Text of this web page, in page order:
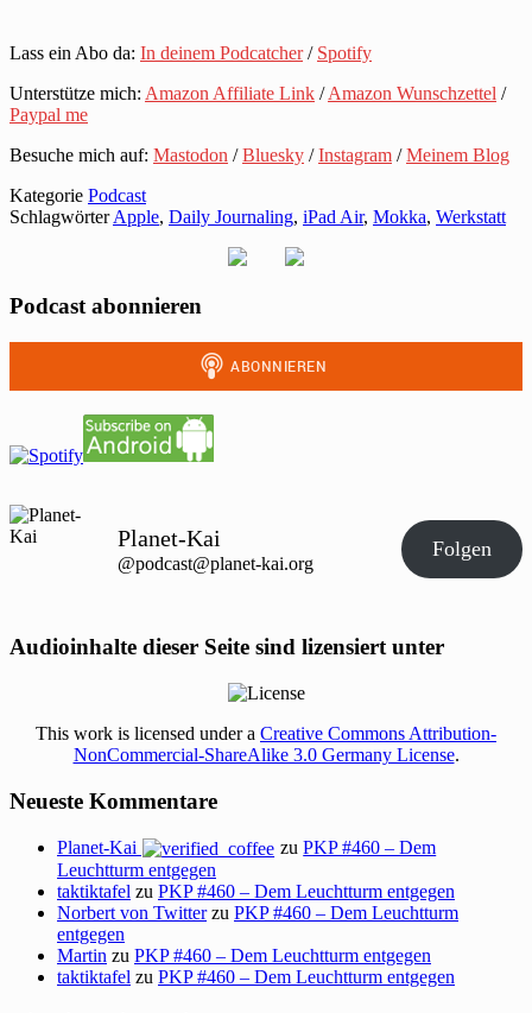
Lass ein Abo da: In deinem Podcatcher/ Spotify
Unterstütze mich: Amazon Affiliate Link /Amazon Wunschzettel /
Paypal me
Besuche mich auf: Mastodon /Bluesky /Instagram /Meinem Blog
Kategorie Podcast
SchlagwörterApple, Daily Journaling, iPad Air, Mokka, Werkstatt
Podcast abonnieren
Planet-Kai
@podcast@planet-kai.org
Folgen
Audioinhalte dieser Seite sind lizensiert unter
This work is licensed under a Creative Commons Attribution-
NonCommercial-ShareAlike 3.0 Germany License.
Neueste Kommentare
Planet-Kai zuPKP #460 – Dem
Leuchtturm entgegen
taktiktafel zu PKP #460 – Dem Leuchtturm entgegen
Norbert von Twitterzu PKP #460 – Dem Leuchtturm
entgegen
Martin zu PKP #460 – Dem Leuchtturm entgegen
taktiktafel zu PKP #460 – Dem Leuchtturm entgegen